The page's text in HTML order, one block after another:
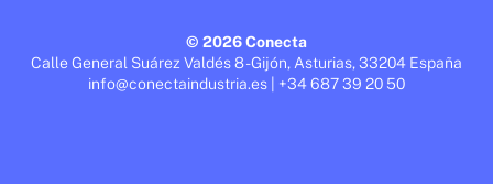
© 2026 Conecta
Calle General Suárez Valdés 8 - Gijón, Asturias, 33204 España
info@conectaindustria.es | +34 687 39 20 50